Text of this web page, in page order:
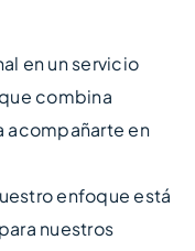
en un servicio
combina
acompañarte en
enfoque está
nuestros